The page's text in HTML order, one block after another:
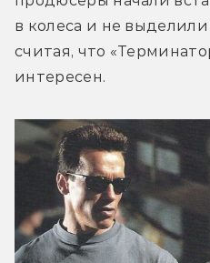
в колеса и не
считая, что
интересен.